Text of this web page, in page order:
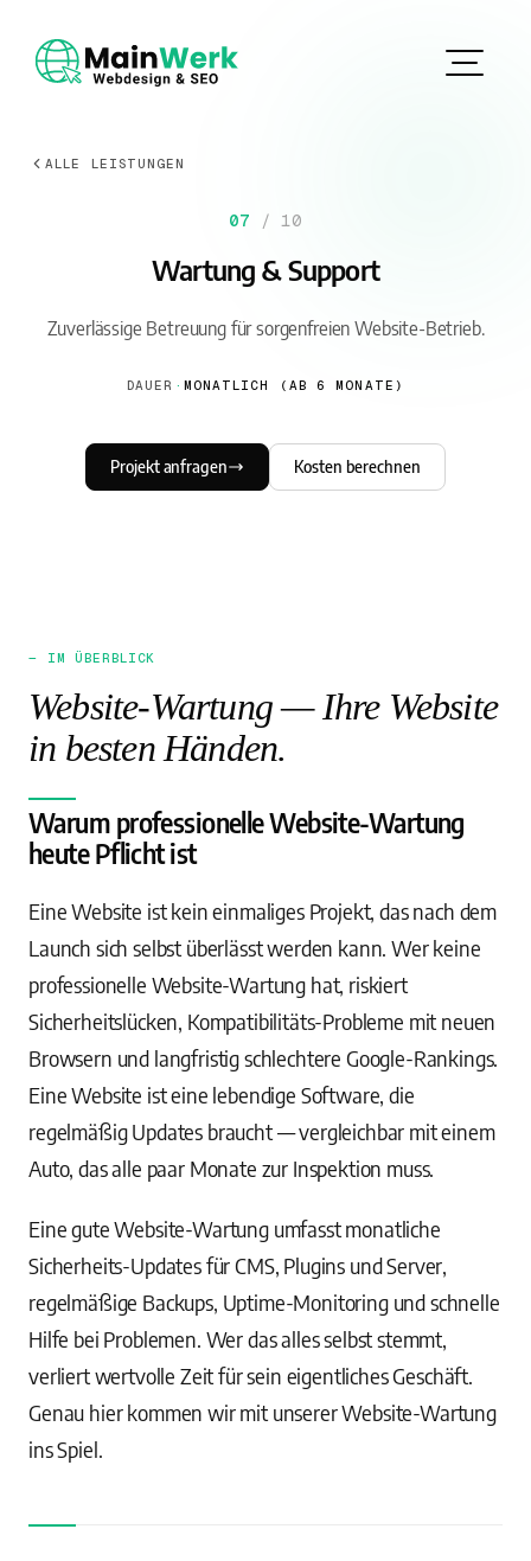
ALLE LEISTUNGEN
07 / 10
Wartung & Support
Zuverlässige Betreuung für sorgenfreien Website-Betrieb.
DAUER · MONATLICH (AB 6 MONATE)
Projekt anfragen Kosten berechnen
— IM ÜBERBLICK
Website-Wartung — Ihre Website
in besten Händen.
Warum professionelle Website-Wartung
heute Pflicht ist
Eine Website ist kein einmaliges Projekt, das nach dem
Launch sich selbst überlässt werden kann. Wer keine
professionelle Website-Wartung hat, riskiert
Sicherheitslücken, Kompatibilitäts-Probleme mit neuen
Browsern und langfristig schlechtere Google-Rankings.
Eine Website ist eine lebendige Software, die
regelmäßig Updates braucht — vergleichbar mit einem
Auto, das alle paar Monate zur Inspektion muss.
Eine gute Website-Wartung umfasst monatliche
Sicherheits-Updates für CMS, Plugins und Server,
regelmäßige Backups, Uptime-Monitoring und schnelle
Hilfe bei Problemen. Wer das alles selbst stemmt,
verliert wertvolle Zeit für sein eigentliches Geschäft.
Genau hier kommen wir mit unserer Website-Wartung
ins Spiel.